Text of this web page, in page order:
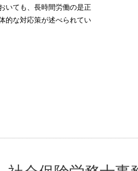
いても、長時間労働の是正
的な対応策が述べられてい